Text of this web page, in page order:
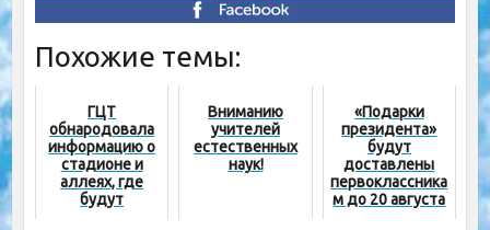
Похожие темы:
ГЦТ
обнародовала
информацию о
стадионе и
аллеях, где
будут
Вниманию
учителей
естественных
наук!
«Подарки
президента»
будут
доставлены
первоклассника
м до 20 августа